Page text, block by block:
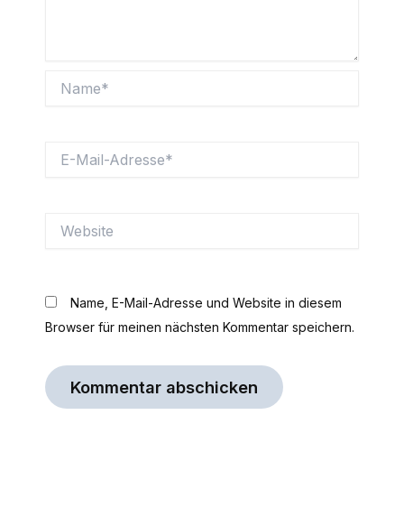
Mail-
Name, E-Mail-Adresse und Website in diesem
Browser für meinen nächsten Kommentar speichern.